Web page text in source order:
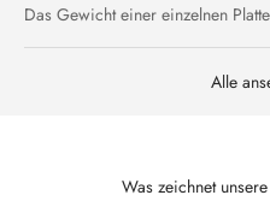
Das Gewicht einer einzelnen
Alle
Was zeichnet